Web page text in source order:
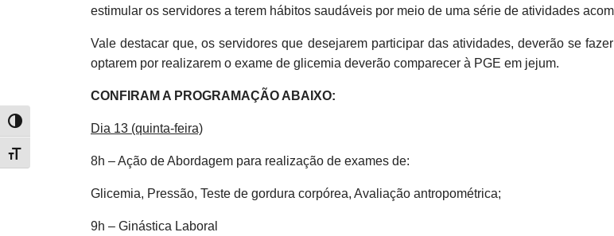
Alternar alto contraste
Alternar tamanho da fonte
estimular os servidores a terem hábitos saudáveis por meio de uma série de atividades
Vale destacar que, os servidores que desejarem participar das atividades, deverão se
optarem por realizarem o exame de glicemia deverão comparecer à PGE em jejum.
CONFIRAM A PROGRAMAÇÃO ABAIXO:
Dia 13 (quinta-feira)
8h – Ação de Abordagem para realização de exames de:
Glicemia, Pressão, Teste de gordura corpórea, Avaliação antropométrica;
9h – Ginástica Laboral